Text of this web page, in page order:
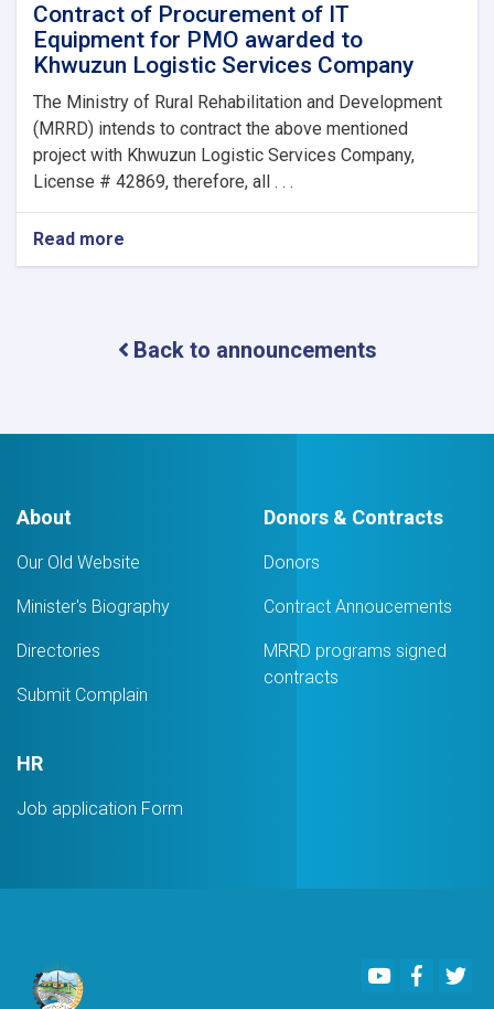
Contract of Procurement of IT
Equipment for PMO awarded to
Khwuzun Logistic Services Company
The Ministry of Rural Rehabilitation and Development
(MRRD) intends to contract the above mentioned
project with Khwuzun Logistic Services Company,
License # 42869, therefore, all . . .
Read more
Contract
IT
awarded
Back to announcements
About
Our Old Website
Minister's Biography
Directories
Submit Complain
Donors & Contracts
Donors
Contract Annoucements
MRRD programs signed
contracts
HR
Job application Form
Youtube